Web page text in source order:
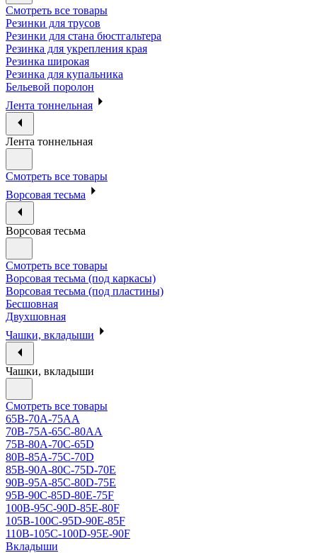
Смотреть все товары
Резинки для трусов
Резинки для стана бюстгальтера
Резинка для укрепления края
Резинка широкая
Резинка для купальника
Бельевой поролон
Лента тоннельная
Лента тоннельная
Смотреть все товары
Ворсовая тесьма
Ворсовая тесьма
Смотреть все товары
Ворсовая тесьма (под каркасы)
Ворсовая тесьма (под пластины)
Бесшовная
Двухшовная
Чашки, вкладыши
Чашки, вкладыши
Смотреть все товары
65B-70A-75АА
70В-75А-65С-80АА
75В-80А-70С-65D
80В-85А-75С-70D
85В-90А-80С-75D-70E
90B-95A-85C-80D-75E
95B-90C-85D-80E-75F
100B-95C-90D-85E-80F
105B-100C-95D-90E-85F
110B-105C-100D-95E-90F
Вкладыши